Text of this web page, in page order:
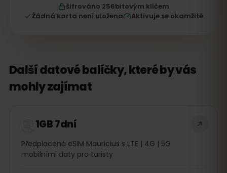
šifrováno 256bitovým klíčem
Žádná karta není uložena
Aktivuje se okamžitě
Další datové balíčky, které by vás
mohly zajímat
1GB 7dní
Předplacená eSIM Mauricius s LTE | 4G | 5G
mobilními daty pro turisty